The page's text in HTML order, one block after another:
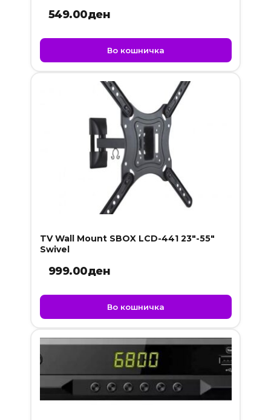
549.00ден
Во кошничка
TV Wall Mount SBOX LCD-441 23″-55″
Swivel
999.00ден
Во кошничка